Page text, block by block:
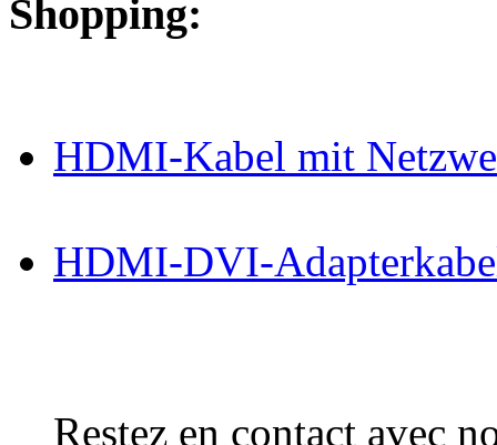
Shopping:
HDMI-Kabel mit
HDMI-DVI-
Restez en contact avec